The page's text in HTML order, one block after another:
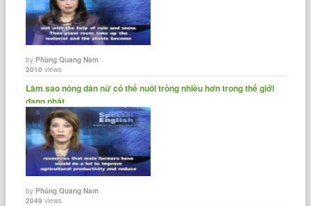
today.
And that's the VOA Special English Agriculture Report. You can find
transcripts, podcasts and archives of our reports at
voaspecialenglish.com.
byPhùng Quang Nam
2010 views
Làm sao nông dân nữ có thể nuôi trồng nhiều hơn trong thế giới
đang phát......
byPhùng Quang Nam
2049 views